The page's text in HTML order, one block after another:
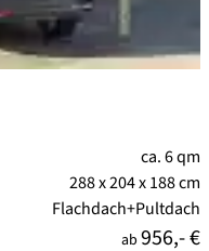
ca. 6 qm
288 x 204 x 188 cm
Flachdach+Pultdach
ab 956,- €